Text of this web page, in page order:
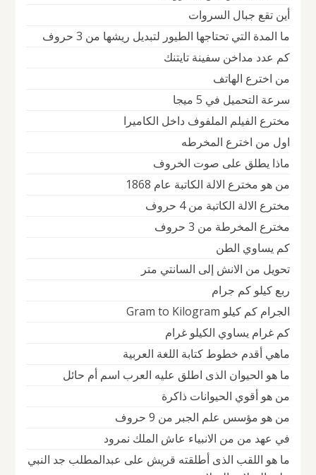
أين تقع جبال السروات
ما المدة التي تحتاجها الطيور لتبديل ريشها من 3 حروف
كم عدد مداخن سفينة تايتنك
من اخترع الهاتف
سرعة التحميل في 5 ميجا
مخترع الفيلم الملفوف داخل الكاميرا
اول من اخترع المخرطه
ماذا يطلق على صوت الخروف
من هو مخترع الالة الكاتبة عام 1868
مخترع الالة الكاتبة من 4 حروف
مخترع المخرطة من 3 حروف
كم يساوي الطن
تحويل من الانش إلى السانتي متر
ربع كيلو كم جرام
الجرام كم كيلو Gram to Kilogram
كم غرام يساوي الكيلو غرام
ماهي أقدم خطوط كتابة اللغة العربية
ما هو الحيوان الذى اطلق عليه العرب اسم أم حائل
من هو أقوي الحيوانات ذاكرة
من هو مؤسس علم الجبر من 9 حروف
في عهد من من الانبياء عاش الملك نمرود
ما هو اللقب الذى أطلقته قريش على عبدالمطلب جد النبي